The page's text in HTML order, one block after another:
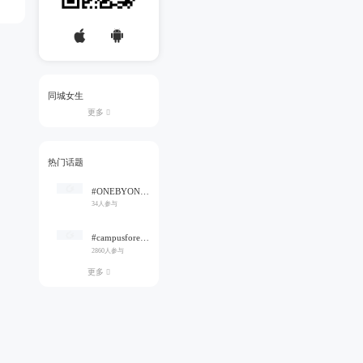
同城女生
更多 
热门话题
34人参与
#campusforever#
2860人参与
更多